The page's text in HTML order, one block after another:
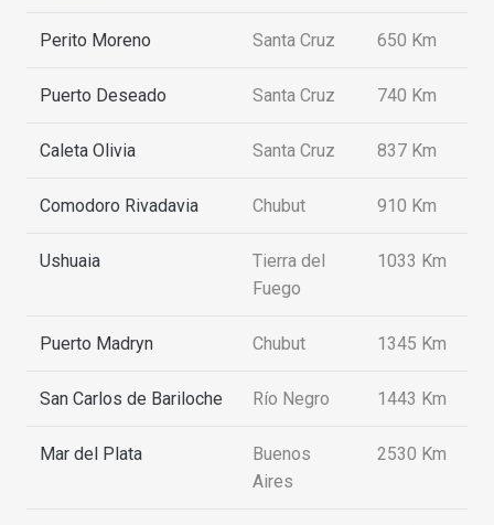
Perito Moreno Santa Cruz 650 Km
Puerto Deseado Santa Cruz 740 Km
Caleta Olivia Santa Cruz 837 Km
Comodoro Rivadavia Chubut 910 Km
Ushuaia
Tierra del
Fuego
1033 Km
Puerto Madryn Chubut 1345 Km
San Carlos de Bariloche Río Negro 1443 Km
Mar del Plata
Buenos
Aires
2530 Km